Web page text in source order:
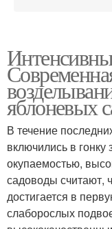
Безопорный
Дерева в
саду
Плодовый
яблоневых
В течение
включились в
окупаемостью,
садоводы считают,
достигается в
слаборослых